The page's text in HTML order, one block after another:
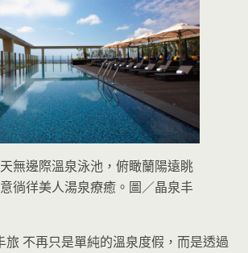
無邊際溫泉泳池，俯瞰蘭陽遠眺
徜徉美人湯泉療癒。圖／晶泉丰
旅 不再只是單純的溫泉度假，而是透過